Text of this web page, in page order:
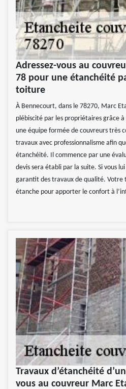
Adressez-vous au
78 pour une étanchéité
toiture
À Bennecourt, dans le 78270, Marc
plébiscité par les propriétaires grâce
une équipe formée de couvreurs très
travaux avec professionnalisme afin
étanchéité. Il commence par une
devis sera établi par la suite. Si vous
garantit des travaux de qualité. Votre
étanche pour apporter le confort à
Travaux d’étanchéité
vous au couvreur Marc